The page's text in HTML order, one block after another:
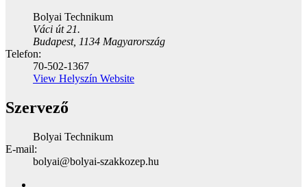
Bolyai Technikum
Váci út 21.
Budapest, 1134 Magyarország
Telefon:
70-502-1367
View Helyszín Website
Szervező
Bolyai Technikum
E-mail:
bolyai@bolyai-szakkozep.hu